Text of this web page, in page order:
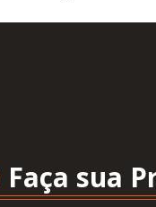
Faça sua